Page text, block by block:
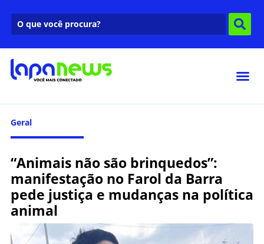
Geral
“Animais não são brinquedos”:
manifestação no Farol da Barra
pede justiça e mudanças na política
animal